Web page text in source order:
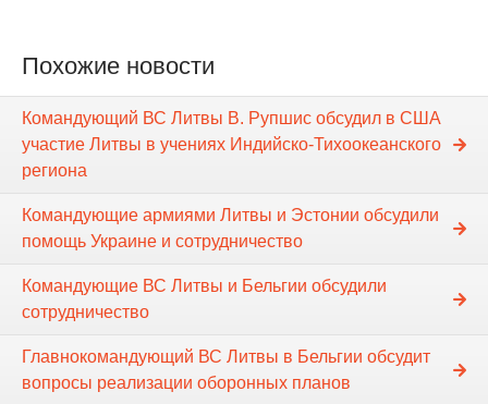
Похожие новости
Командующий ВС Литвы В. Рупшис обсудил в США
участие Литвы в учениях Индийско-Тихоокеанского
региона
Командующие армиями Литвы и Эстонии обсудили
помощь Украине и сотрудничество
Командующие ВС Литвы и Бельгии обсудили
сотрудничество
Главнокомандующий ВС Литвы в Бельгии обсудит
вопросы реализации оборонных планов